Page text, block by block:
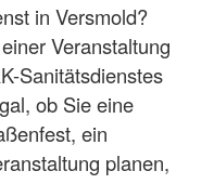
in Versmold?
Veranstaltung
Sanitätsdienstes
ob Sie eine
ein
planen,